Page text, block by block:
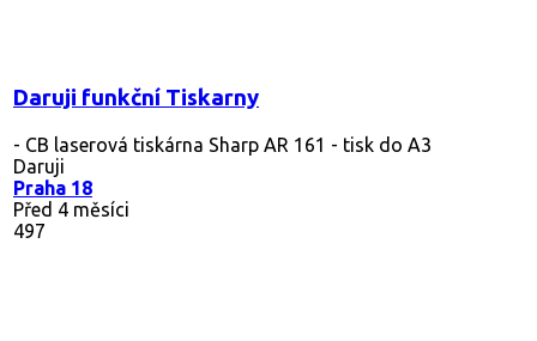
Daruji funkční Tiskarny
- CB laserová tiskárna Sharp AR 161 - tisk do A3
Daruji
Praha 18
Před 4 měsíci
497